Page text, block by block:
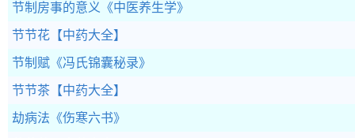
节制房事的意义 《中医养生学》
节节花 【中药大全】
节制赋 《冯氏锦囊秘录》
节节茶 【中药大全】
劫病法 《伤寒六书》